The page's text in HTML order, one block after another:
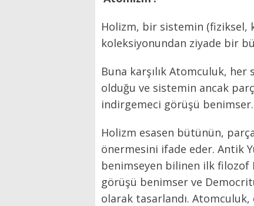
Holizm, bir sistemin (fiziksel,
koleksiyonundan ziyade bir
Buna karşılık Atomculuk,
olduğu ve sistemin ancak
indirgemeci görüşü benimser.
Holizm esasen bütünün,
önermesini ifade eder. Antik
benimseyen bilinen ilk filozof
görüşü benimser ve
olarak tasarlandı.